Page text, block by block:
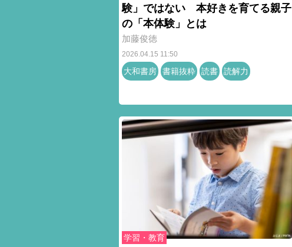
験」ではない 本好きを育てる親子
の「本体験」とは
加藤俊徳
2026.04.15 11:50
大和書房 書籍抜粋 読書 読解力
学習・教育